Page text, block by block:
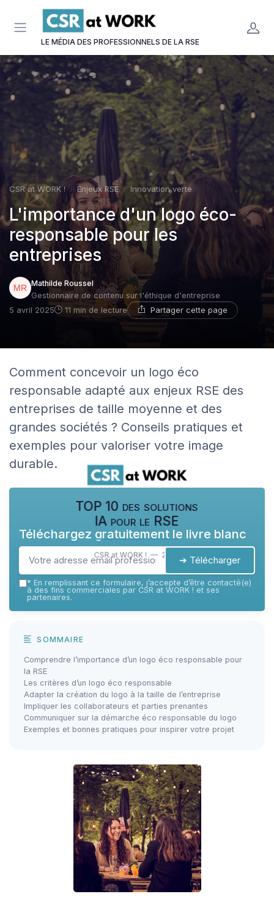
LE MÉDIA DES PROFESSIONNELS DE LA RSE
CSR at WORK ! Enjeux RSE Innovation verte
L'importance d'un logo éco-
responsable pour les
entreprises
Mathilde Roussel
Gestionnaire de contenu sur l'éthique d'entreprise
5 avril 2025
11 min de lecture Partager cette page
Comment concevoir un logo éco
responsable adapté aux enjeux RSE des
entreprises de taille moyenne et des
grandes sociétés ? Conseils pratiques et
exemples pour valoriser votre image
durable.
TOP 10 des solutions
IA pour le RSE
CSR at WORK ! — 2026
Téléchargez gratuitement le livre blanc
➔ Télécharger
* En remplissant ce formulaire, j’accepte d’être contacté(e)
à des fins commerciales par CSR at WORK ! et ses
partenaires.
SOMMAIRE
Comprendre l’importance d’un logo éco responsable pour
la RSE
Les critères d’un logo éco responsable
Adapter la création du logo à la taille de l’entreprise
Impliquer les collaborateurs et parties prenantes
Communiquer sur la démarche éco responsable du logo
Exemples et bonnes pratiques pour inspirer votre projet
Panneau de gestion des cookies